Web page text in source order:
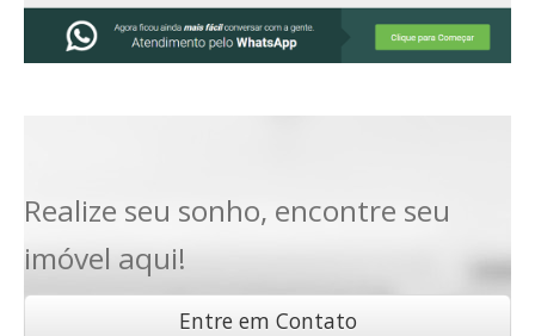
Realize seu sonho, encontre seu
imóvel aqui!
Entre em Contato